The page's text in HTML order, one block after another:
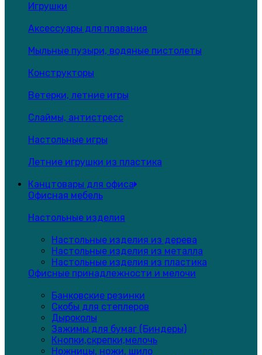
Игрушки
Аксессуары для плавания
Мыльные пузыри, водяные пистолеты
Конструкторы
Ветерки, летние игры
Слаймы, антистресс
Настольные игры
Летние игрушки из пластика
Канцтовары для офиса
Офисная мебель
Настольные изделия
Настольные изделия из дерева
Настольные изделия из металла
Настольные изделия из пластика
Офисные принадлежности и мелочи
Банковские резинки
Скобы для степлеров
Дыроколы
Зажимы для бумаг (Биндеры)
Кнопки,скрепки,мелочь
Ножницы, ножи, шило